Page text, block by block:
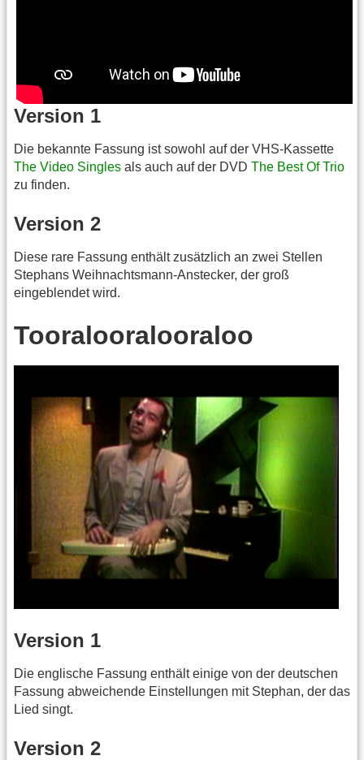
Version 1
Die bekannte Fassung ist sowohl auf der VHS-Kassette
The Video Singles als auch auf der DVD The Best Of Trio
zu finden.
Version 2
Diese rare Fassung enthält zusätzlich an zwei Stellen
Stephans Weihnachtsmann-Anstecker, der groß
eingeblendet wird.
Tooralooralooraloo
Version 1
Die englische Fassung enthält einige von der deutschen
Fassung abweichende Einstellungen mit Stephan, der das
Lied singt.
Version 2